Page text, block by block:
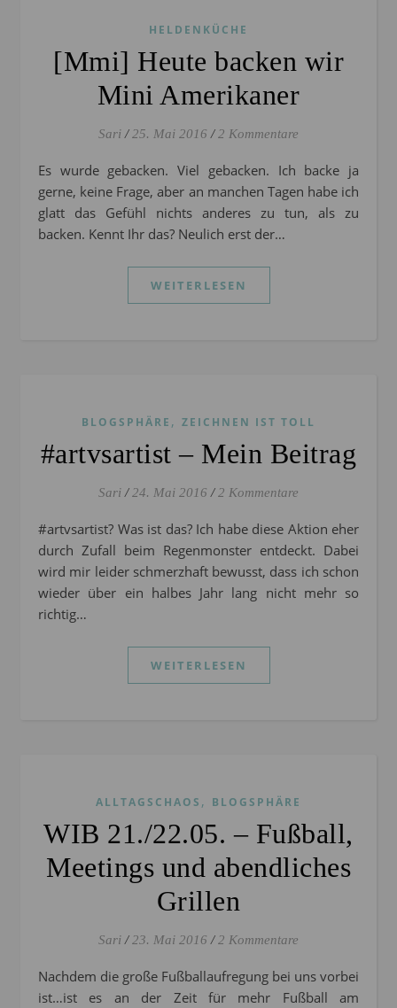
HELDENKÜCHE
[Mmi] Heute backen wir
Mini Amerikaner
Sari / 25. Mai 2016 / 2 Kommentare
Es wurde gebacken. Viel gebacken. Ich backe ja
gerne, keine Frage, aber an manchen Tagen habe ich
glatt das Gefühl nichts anderes zu tun, als zu
backen. Kennt Ihr das? Neulich erst der…
WEITERLESEN
BLOGSPHÄRE , ZEICHNEN IST TOLL
#artvsartist – Mein Beitrag
Sari / 24. Mai 2016 / 2 Kommentare
#artvsartist? Was ist das? Ich habe diese Aktion eher
durch Zufall beim Regenmonster entdeckt. Dabei
wird mir leider schmerzhaft bewusst, dass ich schon
wieder über ein halbes Jahr lang nicht mehr so
richtig…
WEITERLESEN
ALLTAGSCHAOS , BLOGSPHÄRE
WIB 21./22.05. – Fußball,
Meetings und abendliches
Grillen
Sari / 23. Mai 2016 / 2 Kommentare
Nachdem die große Fußballaufregung bei uns vorbei
ist…ist es an der Zeit für mehr Fußball am